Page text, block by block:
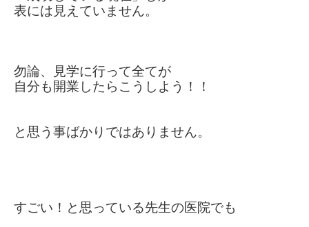
表には見えていません。
勿論、見学に行って全てが
自分も開業したらこうしよう！！
と思う事ばかりではありません。
すごい！と思っている先生の医院でも